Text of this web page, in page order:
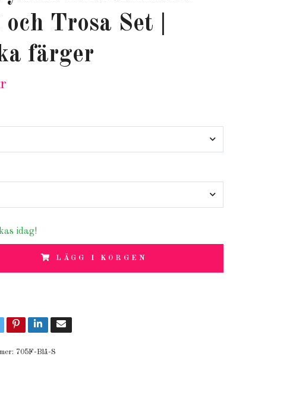
Trosa Set |
färger
idag!
LÄGG I KORGEN
705F-Blå-S